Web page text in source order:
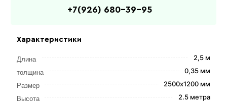
Характеристики
Длина 2,5 м
толщина 0,35 мм
Размер 2500х1200 мм
Высота 2.5 метра
+7(926) 680-39-95